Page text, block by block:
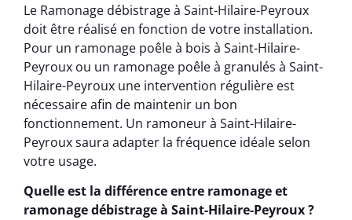
Le Ramonage débistrage à Saint-Hilaire-Peyroux
doit être réalisé en fonction de votre installation.
Pour un ramonage poêle à bois à Saint-Hilaire-
Peyroux ou un ramonage poêle à granulés à Saint-
Hilaire-Peyroux une intervention régulière est
nécessaire afin de maintenir un bon
fonctionnement. Un ramoneur à Saint-Hilaire-
Peyroux saura adapter la fréquence idéale selon
votre usage.
Quelle est la différence entre ramonage et
ramonage débistrage à Saint-Hilaire-Peyroux ?